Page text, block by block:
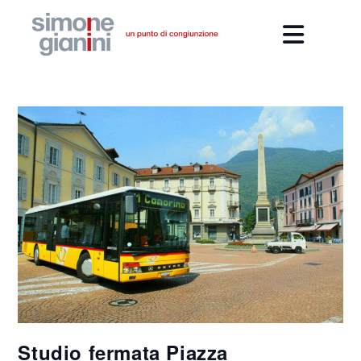
Studio fermata Piazza